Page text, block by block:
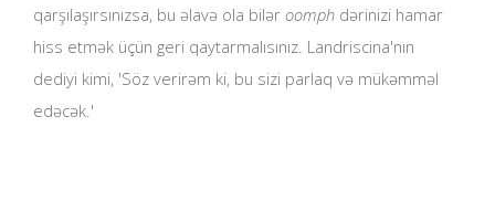
qarşılaşırsınızsa, bu əlavə ola bilər oomph dərinizi hamar
hiss etmək üçün geri qaytarmalısınız. Landriscina'nın
dediyi kimi, 'Söz verirəm ki, bu sizi parlaq və mükəmməl
edəcək.'